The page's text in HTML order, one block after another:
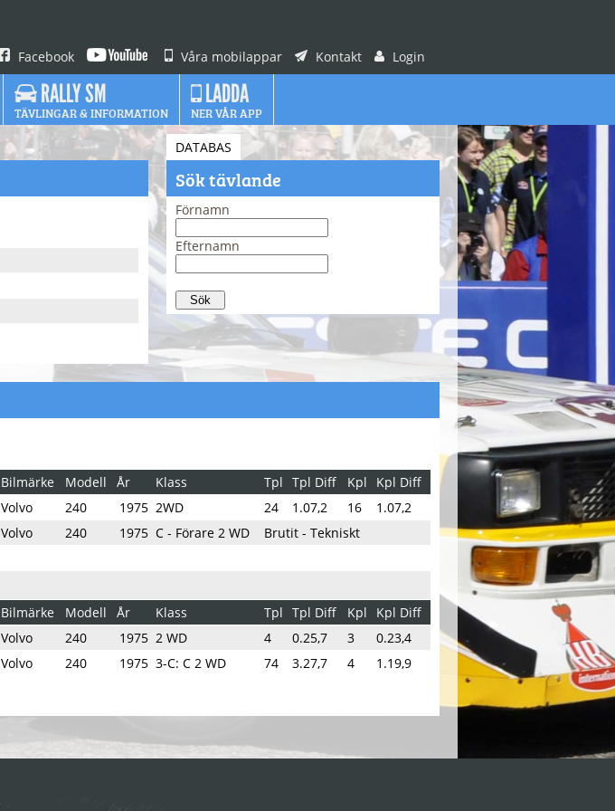
Facebook Våra mobilappar Kontakt Login
RALLY SM
TÄVLINGAR & INFORMATION
LADDA
NER VÅR APP
DATABAS
Sök tävlande
Förnamn
Efternamn
Bilmärke Modell År Klass Tpl Tpl Diff Kpl
Kpl Diff
Volvo 240 1975 2WD 24 1.07,2 16
1.07,2
Volvo 240 1975 C - Förare 2 WD Brutit - Tekniskt
Bilmärke Modell År Klass Tpl Tpl Diff Kpl
Kpl Diff
Volvo 240 1975 2 WD 4 0.25,7 3
0.23,4
Volvo 240 1975 3-C: C 2 WD 74 3.27,7 4 1.19,9